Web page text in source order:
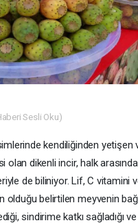
Sesli Oku)
kendiliğinden
olan dikenli incir, halk arasında
de biliniyor. Lif, C vitamini
olduğu belirtilen meyvenin
sindirime katkı sağladığı